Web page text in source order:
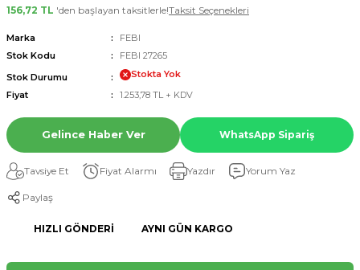
156,72 TL 'den başlayan taksitlerle!Taksit Seçenekleri
Marka
FEBI
Stok Kodu
FEBI 27265
Stok Durumu
Stokta Yok
Fiyat
1.253,78 TL + KDV
Gelince Haber Ver WhatsApp Sipariş
Tavsiye Et Fiyat Alarmı Yazdır Yorum Yaz
Paylaş
HIZLI GÖNDERI AYNI GÜN KARGO